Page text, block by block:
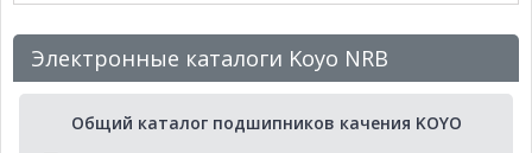
Электронные каталоги Koyo NRB
Общий каталог подшипников качения KOYO